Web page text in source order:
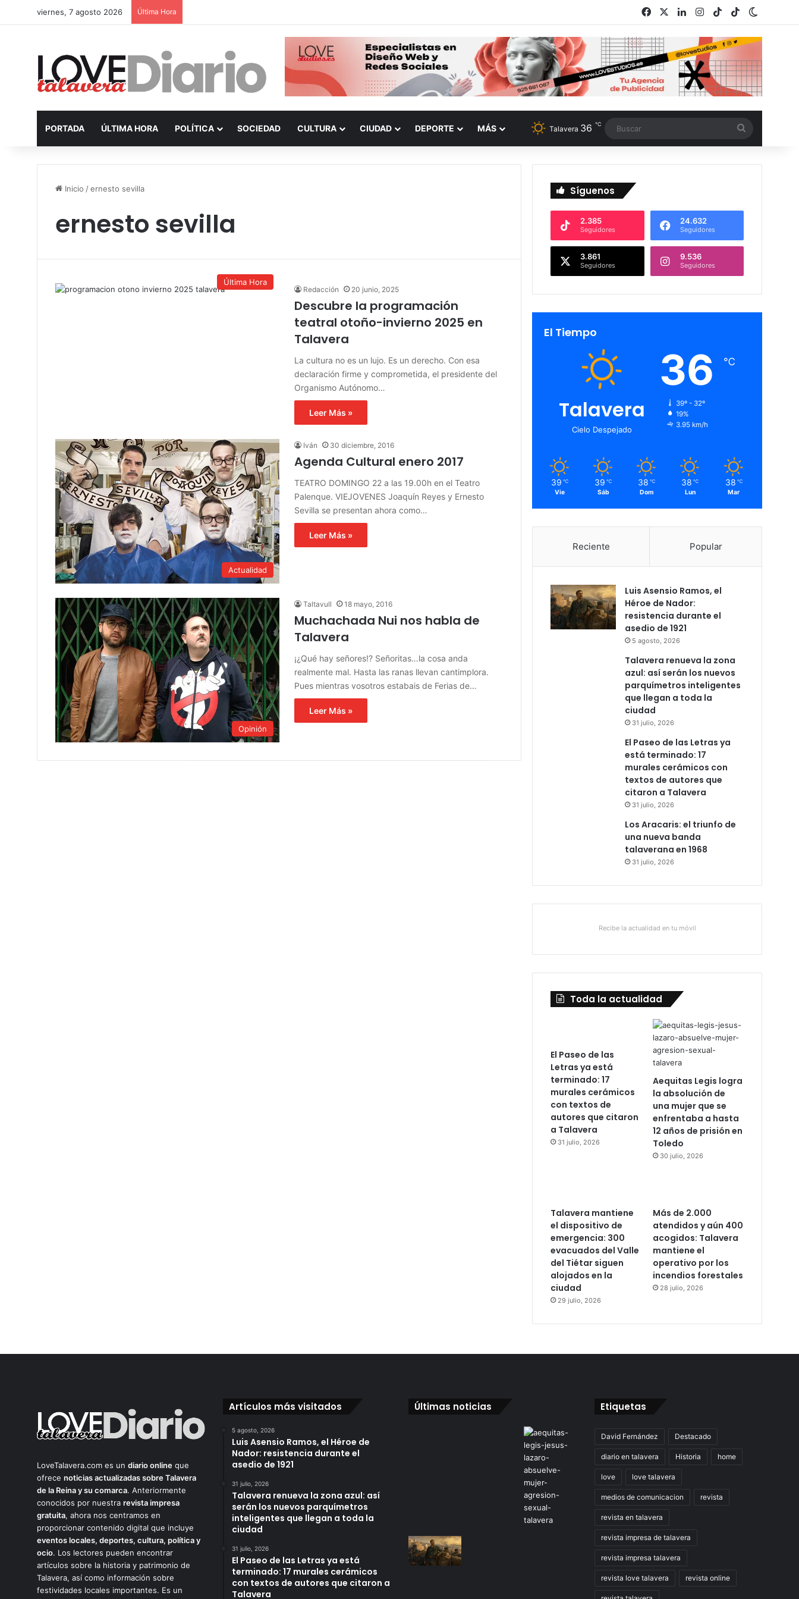
viernes, 7 agosto 2026 Última Hora Facebook LinkedInInstagram
TikTokRSS
PORTADA ÚLTIMA HORA POLÍTICA SOCIEDAD CULTURA CIUDAD DEPORTE MÁS Talavera 36 ℃
Inicio /ernesto sevilla
ernesto sevilla
Última Hora
Redacción 20 junio, 2025
Descubre la programación
teatral otoño-invierno 2025 en
Talavera
La cultura no es un lujo. Es un derecho. Con esa
declaración firme y comprometida, el presidente del
Organismo Autónomo…
Leer Más »
Actualidad
Iván 30 diciembre, 2016
Agenda Cultural enero 2017
TEATRO DOMINGO 22 a las 19.00h en el Teatro
Palenque. VIEJOVENES Joaquín Reyes y Ernesto
Sevilla se presentan ahora como…
Leer Más »
Opinión
Taltavull 18 mayo, 2016
Muchachada Nui nos habla de
Talavera
¡¿Qué hay señores!? Señoritas…la cosa anda
realmente mal. Hasta las ranas llevan cantimplora.
Pues mientras vosotros estabais de Ferias de…
Leer Más »
Síguenos
2.385
Seguidores
24.632
Seguidores
3.861
Seguidores
9.536
Seguidores
El Tiempo
Talavera
Cielo Despejado
36 ℃
39º - 32º
19%
3.95 km/h
39 ℃
Vie
39 ℃
Sáb
38 ℃
Dom
38 ℃
Lun
38 ℃
Mar
Reciente Popular
Luis Asensio Ramos, el
Héroe de Nador:
resistencia durante el
asedio de 1921
5 agosto, 2026
Talavera renueva la zona
azul: así serán los nuevos
parquímetros inteligentes
que llegan a toda la
ciudad
31 julio, 2026
El Paseo de las Letras ya
está terminado: 17
murales cerámicos con
textos de autores que
citaron a Talavera
31 julio, 2026
Los Aracaris: el triunfo de
una nueva banda
talaverana en 1968
31 julio, 2026
Recibe la actualidad en tu móvil
Toda la actualidad
El Paseo de las
Letras ya está
terminado: 17
murales cerámicos
con textos de
autores que citaron
a Talavera
31 julio, 2026
Aequitas Legis logra
la absolución de
una mujer que se
enfrentaba a hasta
12 años de prisión en
Toledo
30 julio, 2026
Talavera mantiene
el dispositivo de
emergencia: 300
evacuados del Valle
del Tiétar siguen
alojados en la
ciudad
29 julio, 2026
Más de 2.000
atendidos y aún 400
acogidos: Talavera
mantiene el
operativo por los
incendios forestales
28 julio, 2026
LoveTalavera.com es un diario online que
ofrece noticias actualizadas sobre Talavera
de la Reina y su comarca. Anteriormente
conocidos por nuestra revista impresa
gratuita, ahora nos centramos en
proporcionar contenido digital que incluye
eventos locales, deportes, cultura, política y
ocio. Los lectores pueden encontrar
artículos sobre la historia y patrimonio de
Talavera, así como información sobre
festividades locales importantes. Es un
Artículos más visitados
5 agosto, 2026
Luis Asensio Ramos, el Héroe de
Nador: resistencia durante el
asedio de 1921
31 julio, 2026
Talavera renueva la zona azul: así
serán los nuevos parquímetros
inteligentes que llegan a toda la
ciudad
31 julio, 2026
El Paseo de las Letras ya está
terminado: 17 murales cerámicos
con textos de autores que citaron a
Talavera
Últimas noticias Etiquetas
David Fernández Destacado
diario en talavera Historia home
love love talavera
medios de comunicacion revista
revista en talavera
revista impresa de talavera
revista impresa talavera
revista love talavera revista online